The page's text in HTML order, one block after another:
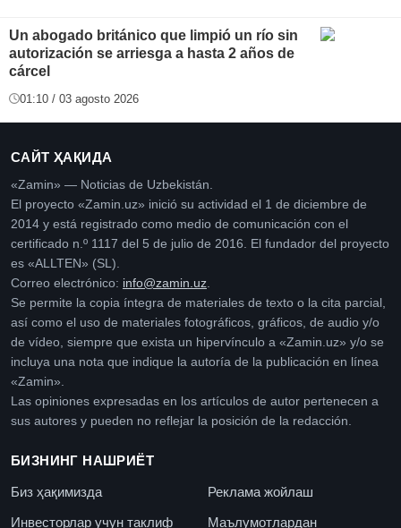
Un abogado británico que limpió un río sin
autorización se arriesga a hasta 2 años de
cárcel
01:10 / 03 agosto 2026
САЙТ ҲАҚИДА
«Zamin» — Noticias de Uzbekistán.
El proyecto «Zamin.uz» inició su actividad el 1 de diciembre de
2014 y está registrado como medio de comunicación con el
certificado n.º 1117 del 5 de julio de 2016. El fundador del proyecto
es «ALLTEN» (SL).
Correo electrónico: info@zamin.uz
Se permite la copia íntegra de materiales de texto o la cita parcial,
así como el uso de materiales fotográficos, gráficos, de audio y/o
de vídeo, siempre que exista un hipervínculo a «Zamin.uz» y/o se
incluya una nota que indique la autoría de la publicación en línea
«Zamin».
Las opiniones expresadas en los artículos de autor pertenecen a
sus autores y pueden no reflejar la posición de la redacción.
БИЗНИНГ НАШРИЁТ
Биз ҳақимизда
Реклама жойлаш
Инвесторлар учун таклиф
Маълумотлардан